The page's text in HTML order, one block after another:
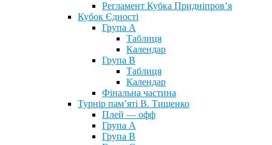
Регламент Кубка Придніпров’я
Кубок Єдності
Група А
Таблиця
Календар
Група В
Таблиця
Календар
Фінальна частина
Турнір пам’яті В. Тищенко
Плей — офф
Група А
Група B